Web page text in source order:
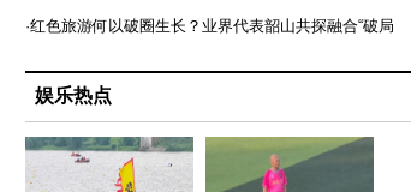
·红色旅游何以破圈生长？业界代表韶山共探融合“破局
娱乐热点